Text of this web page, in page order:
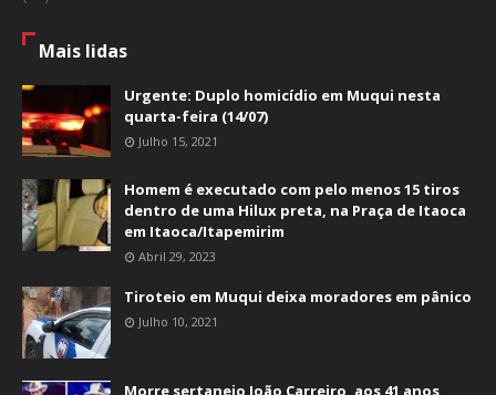
Mais lidas
Urgente: Duplo homicídio em Muqui nesta
quarta-feira (14/07)
Julho 15, 2021
Homem é executado com pelo menos 15 tiros
dentro de uma Hilux preta, na Praça de Itaoca
em Itaoca/Itapemirim
Abril 29, 2023
Tiroteio em Muqui deixa moradores em pânico
Julho 10, 2021
Morre sertanejo João Carreiro, aos 41 anos